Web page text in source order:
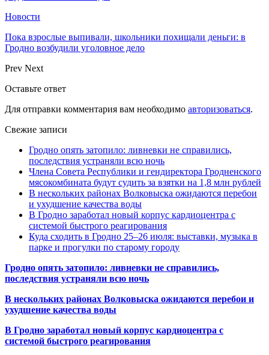
Новости
Пока взрослые выпивали, школьники похищали деньги: в
Гродно возбудили уголовное дело
Prev Next
Оставьте ответ
Для отправки комментария вам необходимо авторизоваться.
Свежие записи
Гродно опять затопило: ливневки не справились,
последствия устраняли всю ночь
Члена Совета Республики и гендиректора Гродненского
мясокомбината будут судить за взятки на 1,8 млн рублей
В нескольких районах Волковыска ожидаются перебои
и ухудшение качества воды
В Гродно заработал новый корпус кардиоцентра с
системой быстрого реагирования
Куда сходить в Гродно 25–26 июля: выставки, музыка в
парке и прогулки по старому городу
Гродно опять затопило: ливневки не справились,
последствия устраняли всю ночь
В нескольких районах Волковыска ожидаются перебои и
ухудшение качества воды
В Гродно заработал новый корпус кардиоцентра с
системой быстрого реагирования